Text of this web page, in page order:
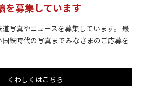
を募集しています
写真やニュースを募集しています。 最
鉄時代の写真までみなさまのご応募を
くわしくはこちら